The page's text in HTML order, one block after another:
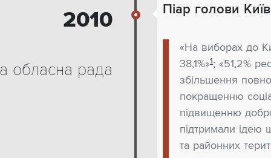
2010
обласна рада
Піар голови
«На виборах до
38,1%»1; «51,2%
збільшення
покращенню
підвищенню
підтримали ідею
та районних